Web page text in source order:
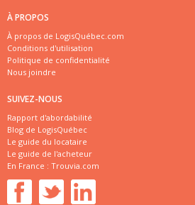
À PROPOS
À propos de LogisQuébec.com
Conditions d'utilisation
Politique de confidentialité
Nous joindre
SUIVEZ-NOUS
Rapport d'abordabilité
Blog de LogisQuébec
Le guide du locataire
Le guide de l'acheteur
En France : Trouvia.com